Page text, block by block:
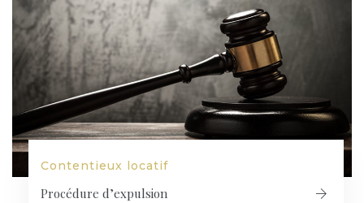
Contentieux locatif
Procédure d’expulsion